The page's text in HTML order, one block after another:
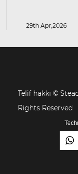
29th Apr,2026
Telif hakkı ©
Rights Reserved